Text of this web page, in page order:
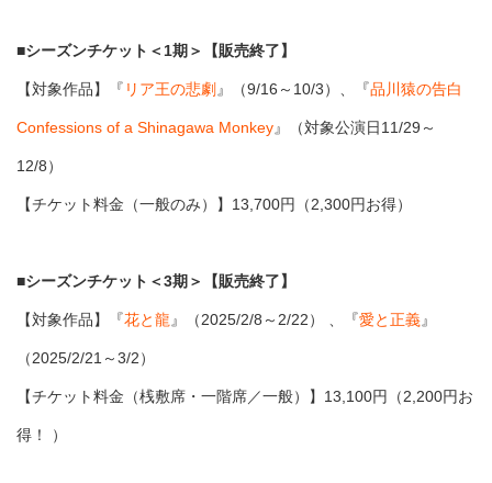
■シーズンチケット＜1期＞【販売終了】
【対象作品】『 リア王の悲劇』（9/16～10/3）、『品川猿の告白
Confessions of a Shinagawa Monkey』（対象公演日11/29～
12/8）
【チケット料金（一般のみ）】13,700円（2,300円お得）
■シーズンチケット＜3期＞【販売終了】
【対象作品】『花と龍 』（2025/2/8～2/22） 、『愛と正義』
（2025/2/21～3/2）
【チケット料金（桟敷席・一階席／一般）】13,100円（2,200円お
得！ ）